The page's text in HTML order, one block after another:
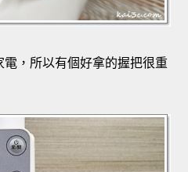
，所以有個好拿的握把很重